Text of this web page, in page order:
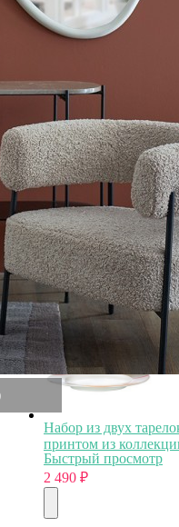
Набор из двух
kitchen spirit, 750 мл
Быстрый просмотр
Набор из двух
рисунком из
Быстрый просмотр
2 490₽
Набор из двух
принтом из
Быстрый просмотр
2 490 ₽